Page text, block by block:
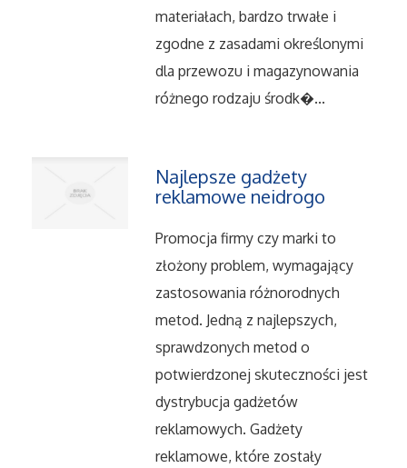
Serwis
Inne Usługi
Hotele i Noclegi
Podróże
Uroda
Dietetyka, Odchudzanie
Kosmetyki
materiałach, bardzo trwałe i
zgodne z zasadami określonymi
dla przewozu i magazynowania
różnego rodzaju środk�...
Najlepsze gadżety
reklamowe neidrogo
Promocja firmy czy marki to
złożony problem, wymagający
zastosowania różnorodnych
metod. Jedną z najlepszych,
sprawdzonych metod o
potwierdzonej skuteczności jest
dystrybucja gadżetów
reklamowych. Gadżety
reklamowe, które zostały